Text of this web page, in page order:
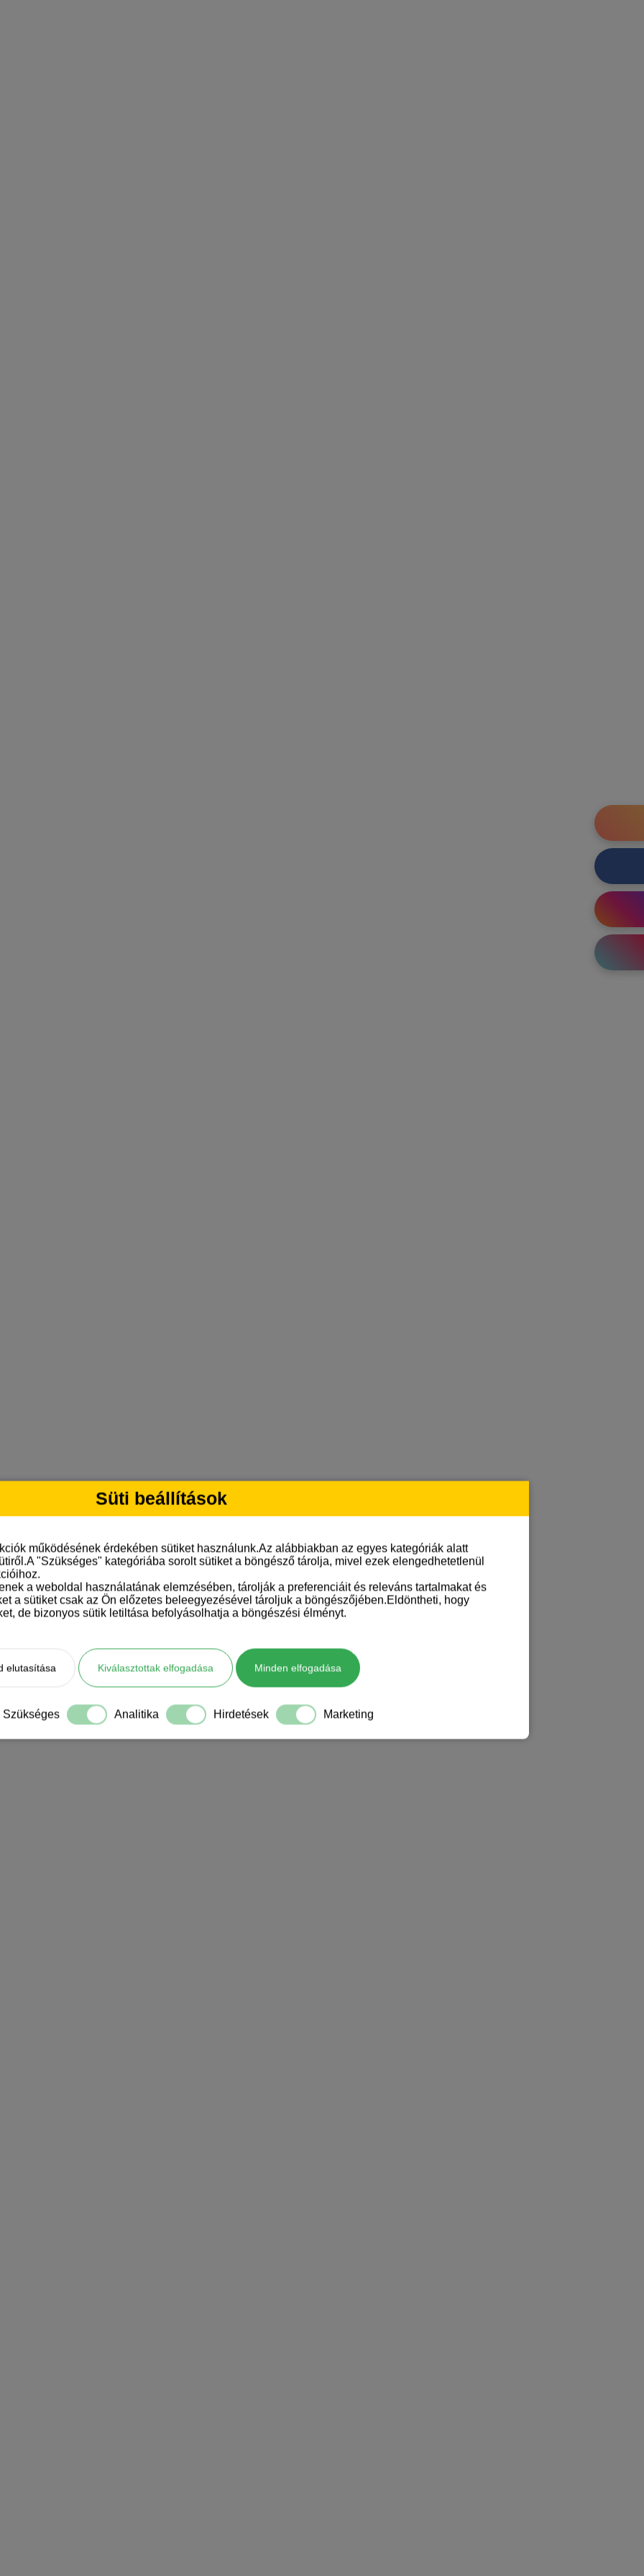
Süti beállítások
működésének érdekében sütiket használunk.Az alábbiakban az egyes kategóriák alatt
"Szükséges" kategóriába sorolt sütiket a böngésző tárolja, mivel ezek elengedhetetlenül
a weboldal használatának elemzésében, tárolják a preferenciáit és releváns tartalmakat és
a sütiket csak az Ön előzetes beleegyezésével tároljuk a böngészőjében.Eldöntheti, hogy
de bizonyos sütik letiltása befolyásolhatja a böngészési élményt.
elutasítása Kiválasztottak elfogadása Minden elfogadása
Szükséges Analitika Hirdetések Marketing